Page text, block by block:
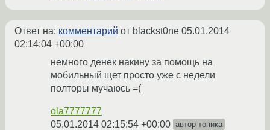
Ответ на: комментарий от blackst0ne 05.01.2014
02:14:04 +00:00
немного денек накину за помощь на
мобильный щет просто уже с недели
полторы мучаюсь =(
ola7777777
05.01.2014 02:15:54 +00:00 автор топика